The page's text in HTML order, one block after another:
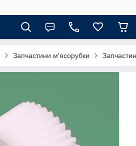
Запчастини м'ясорубки